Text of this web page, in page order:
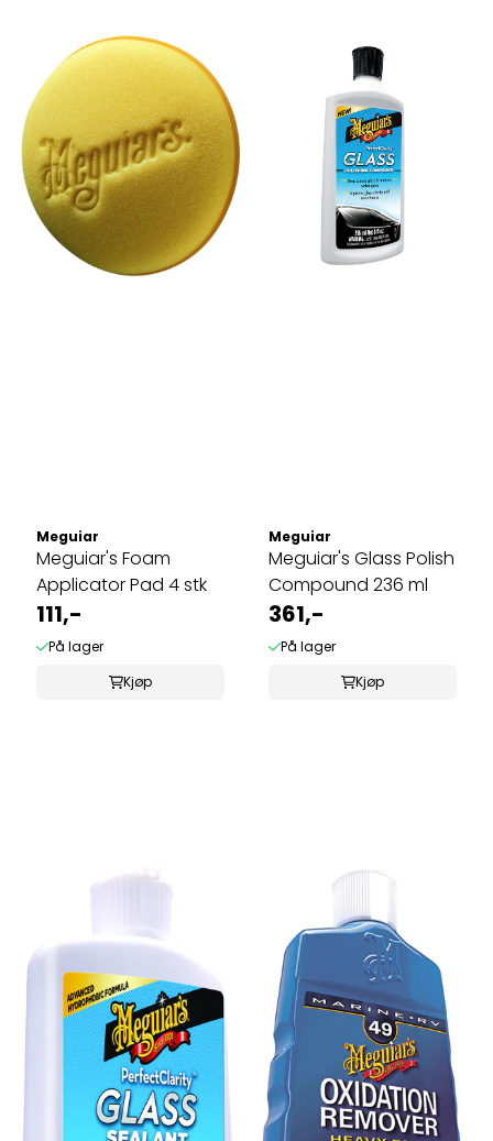
Meguiar
Meguiar's Foam
Applicator Pad 4 stk
111,-
På lager
Kjøp
Meguiar
Meguiar's Glass Polish
Compound 236 ml
361,-
På lager
Kjøp